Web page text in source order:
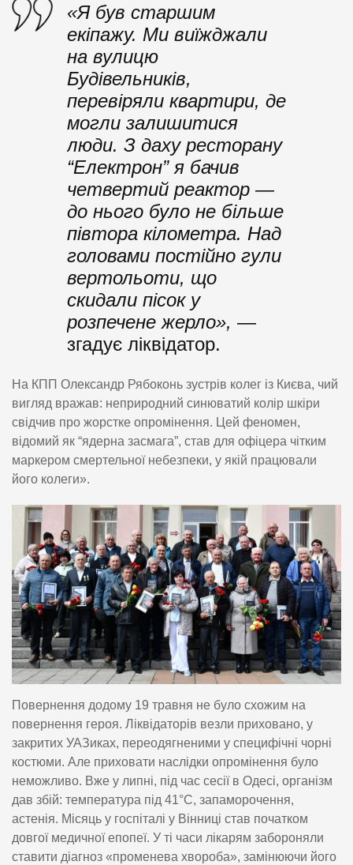
«Я був старшим
екіпажу. Ми виїжджали
на вулицю
Будівельників,
перевіряли квартири, де
могли залишитися
люди. З даху ресторану
“Електрон” я бачив
четвертий реактор —
до нього було не більше
півтора кілометра. Над
головами постійно гули
вертольоти, що
скидали пісок у
розпечене жерло», —
згадує ліквідатор.
На КПП Олександр Рябоконь зустрів колег із Києва, чий
вигляд вражав: неприродний синюватий колір шкіри
свідчив про жорстке опромінення. Цей феномен,
відомий як “ядерна засмага”, став для офіцера чітким
маркером смертельної небезпеки, у якій працювали
його колеги».
Повернення додому 19 травня не було схожим на
повернення героя. Ліквідаторів везли приховано, у
закритих УАЗиках, переодягненими у специфічні чорні
костюми. Але приховати наслідки опромінення було
неможливо. Вже у липні, під час сесії в Одесі, організм
дав збій: температура під 41°C, запаморочення,
астенія. Місяць у госпіталі у Вінниці став початком
довгої медичної епопеї. У ті часи лікарям забороняли
ставити діагноз «променева хвороба», замінюючи його